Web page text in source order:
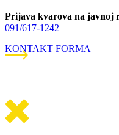
Prijava kvarova na javnoj
091/617-1242
KONTAKT FORMA